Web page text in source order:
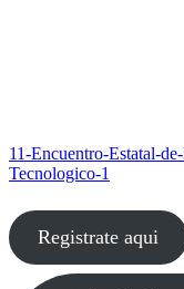
11-Encuentro-Estatal-
Tecnologico-1
Registrate aqui